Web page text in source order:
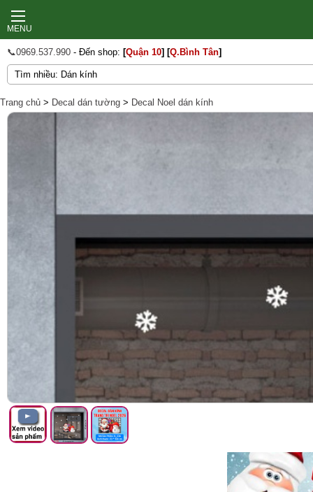
MENU
📞0969.537.990 - Đến shop: [Quận 10] [Q.Bình Tân]
Trang chủ > Decal dán tường > Decal Noel dán kính